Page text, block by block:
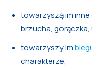
towarzyszą im inne
brzucha, gorączka,
towarzyszy im
charakterze,